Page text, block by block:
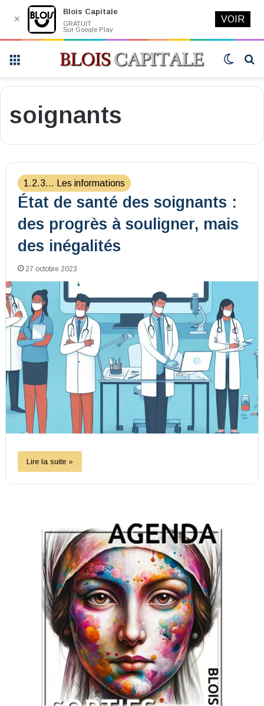
Switch
soignants
1.2.3... Les informations
État de santé des soignants :
des progrès à souligner, mais
des inégalités
27 octobre 2023
Lire la suite »
✕
Blois Capitale
GRATUIT
Sur Google Play
VOIR